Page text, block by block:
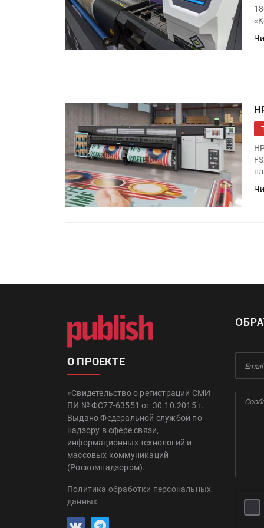
IPSA 2026 приглашает за
поставщиками и новыми
решениями для брендов
О ПРОЕКТЕ
«Свидетельство о регистрации СМИ
ПИ № ФС77-63551 от 30.10.2015 г.
Выдано Федеральной службой по
надзору в сфере связи,
информационных технологий и
массовых коммуникаций
(Роскомнадзором).
Политика обработки персональных
данных